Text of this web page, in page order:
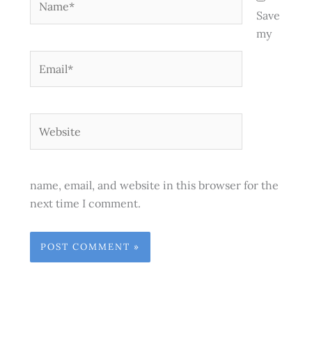
Save
my
name, email, and website in this browser for the
next time I comment.